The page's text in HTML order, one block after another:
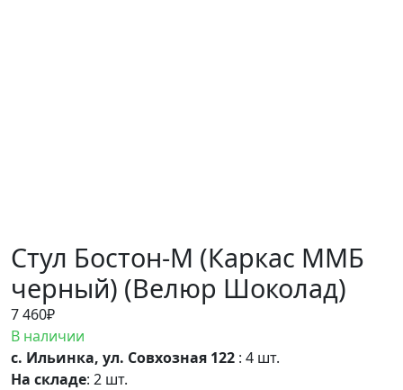
Стул Бостон-М (Каркас ММБ
черный) (Велюр Шоколад)
7 460₽
В наличии
с. Ильинка, ул. Совхозная 122 : 4 шт.
На складе: 2 шт.